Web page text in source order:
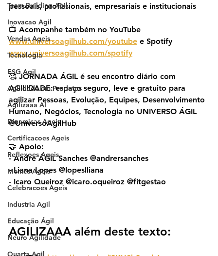
Team Building Agil
Inovacao Agil
Vendas Ageis
Tecnologia
ESG Agil
Agilidade em Produtos
Agilizaaa AI
Dinamicas Ageis
Certificacoes Ageis
Reflexoes Ageis
Memes Ageis
Celebracoes Ageis
Industria Agil
Educação Ágil
Neuro Agilidade
Quarta Agil
pessoais, profissionais, empresariais e institucionais
📺 Acompanhe também no YouTube
www.universoagilhub.com/youtube e Spotify
www.universoagilhub.com/spotify
🥰 JORNADA ÁGIL é seu encontro diário com
AGILIDADE: espaço seguro, leve e gratuito para
agilizar Pessoas, Evolução, Equipes, Desenvolvimento
Humano, Negócios, Tecnologia no UNIVERSO ÁGIL
@UniversoAgilHub
🤝 Apoio:
- Andre ÁGIL Sanches @andrersanches
- Liana Lopes @lopeslliana
- Icaro Queiroz @icaro.oqueiroz @fitgestao
AGILIZAAA além deste texto: